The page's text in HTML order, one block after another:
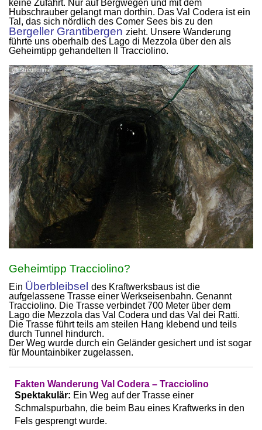
keine Zufahrt. Nur auf Bergwegen und mit dem
Hubschrauber gelangt man dorthin. Das Val Codera ist ein
Tal, das sich nördlich des Comer Sees bis zu den
Bergeller Grantibergen zieht. Unsere Wanderung
führte uns oberhalb des Lago di Mezzola über den als
Geheimtipp gehandelten Il Tracciolino.
Geheimtipp Tracciolino?
Ein Überbleibsel des Kraftwerksbaus ist die
aufgelassene Trasse einer Werkseisenbahn. Genannt
Tracciolino. Die Trasse verbindet 700 Meter über dem
Lago die Mezzola das Val Codera und das Val dei Ratti.
Die Trasse führt teils am steilen Hang klebend und teils
durch Tunnel hindurch.
Der Weg wurde durch ein Geländer gesichert und ist sogar
für Mountainbiker zugelassen.
Fakten Wanderung Val Codera – Tracciolino
Spektakulär: Ein Weg auf der Trasse einer
Schmalspurbahn, die beim Bau eines Kraftwerks in den
Fels gesprengt wurde.